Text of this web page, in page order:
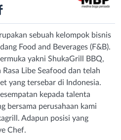
sebuah kelompok bisnis
Food and Beverages (F&B).
yakni ShukaGrill BBQ,
Libe Seafood dan telah
yang tersebar di Indonesia.
kepada talenta
bersama perusahaan kami
Adapun posisi yang
Chef.